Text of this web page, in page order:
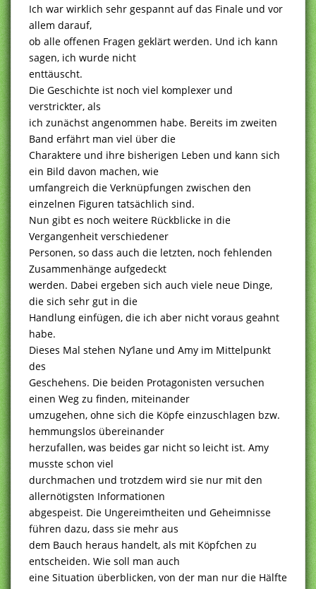
Ich war wirklich sehr gespannt auf das Finale und vor
allem darauf,
ob alle offenen Fragen geklärt werden. Und ich kann
sagen, ich wurde nicht
enttäuscht.
Die Geschichte ist noch viel komplexer und
verstrickter, als
ich zunächst angenommen habe. Bereits im zweiten
Band erfährt man viel über die
Charaktere und ihre bisherigen Leben und kann sich
ein Bild davon machen, wie
umfangreich die Verknüpfungen zwischen den
einzelnen Figuren tatsächlich sind.
Nun gibt es noch weitere Rückblicke in die
Vergangenheit verschiedener
Personen, so dass auch die letzten, noch fehlenden
Zusammenhänge aufgedeckt
werden. Dabei ergeben sich auch viele neue Dinge,
die sich sehr gut in die
Handlung einfügen, die ich aber nicht voraus geahnt
habe.
Dieses Mal stehen Ny‘lane und Amy im Mittelpunkt
des
Geschehens. Die beiden Protagonisten versuchen
einen Weg zu finden, miteinander
umzugehen, ohne sich die Köpfe einzuschlagen bzw.
hemmungslos übereinander
herzufallen, was beides gar nicht so leicht ist. Amy
musste schon viel
durchmachen und trotzdem wird sie nur mit den
allernötigsten Informationen
abgespeist. Die Ungereimtheiten und Geheimnisse
führen dazu, dass sie mehr aus
dem Bauch heraus handelt, als mit Köpfchen zu
entscheiden. Wie soll man auch
eine Situation überblicken, von der man nur die Hälfte